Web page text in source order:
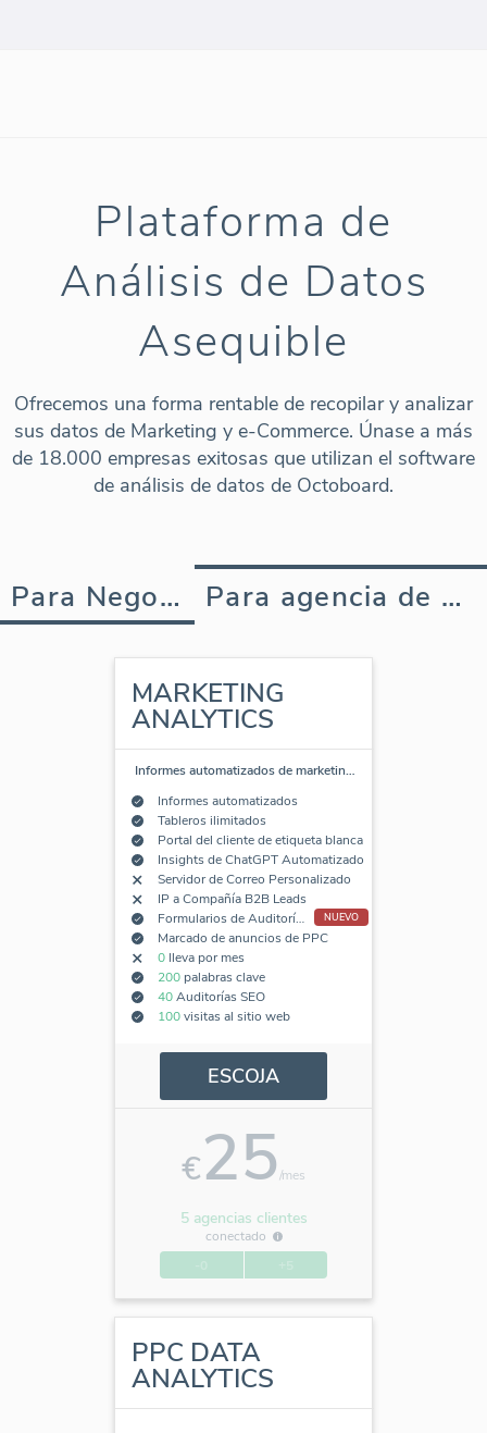
Plataforma de
Análisis de Datos
Asequible
Ofrecemos una forma rentable de recopilar y analizar
sus datos de Marketing y e-Commerce. Únase a más
de 18.000 empresas exitosas que utilizan el software
de análisis de datos de Octoboard.
Para Negocios Para agencia de marketing
MARKETING
ANALYTICS
Informes automatizados de marketin…
Informes automatizados
Tableros ilimitados
Portal del cliente de etiqueta blanca
Insights de ChatGPT Automatizado
Servidor de Correo Personalizado
IP a Compañía B2B Leads
Formularios de Auditoría SEO Incorporados
NUEVO
Marcado de anuncios de PPC
0lleva por mes
200palabras clave
40Auditorías SEO
100visitas al sitio web
ESCOJA
€25/mes
5 agencias clientes
conectado
PPC DATA
ANALYTICS